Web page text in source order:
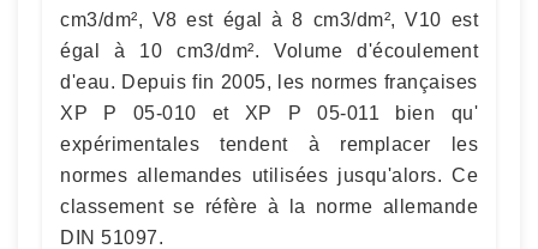
cm3/dm², V8 est égal à 8 cm3/dm², V10 est
égal à 10 cm3/dm². Volume d'écoulement
d'eau. Depuis fin 2005, les normes françaises
XP P 05-010 et XP P 05-011 bien qu'
expérimentales tendent à remplacer les
normes allemandes utilisées jusqu'alors. Ce
classement se réfère à la norme allemande
DIN 51097.